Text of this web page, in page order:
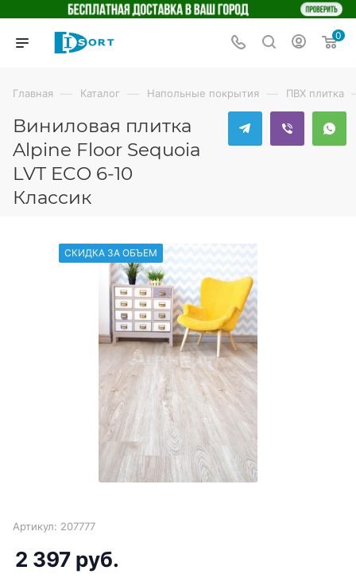
0
Главная — Каталог — Напольные покрытия — ПВХ плитка
Виниловая плитка
Alpine Floor Sequoia
LVT ECO 6-10
Классик
СКИДКА ЗА ОБЪЕМ
Артикул: 207777
2 397 руб.